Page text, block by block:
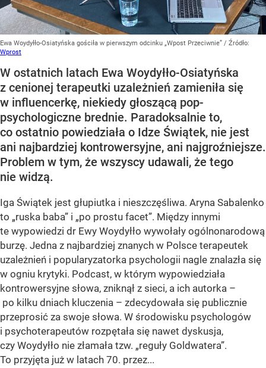
Ewa Woydyłło-Osiatyńska gościła w pierwszym odcinku „Wpost Przeciwnie” / Źródło:
Wprost
W ostatnich latach Ewa Woydyłło-Osiatyńska
z cenionej terapeutki uzależnień zamieniła się
w influencerkę, niekiedy głoszącą pop-
psychologiczne brednie. Paradoksalnie to,
co ostatnio powiedziała o Idze Świątek, nie jest
ani najbardziej kontrowersyjne, ani najgroźniejsze.
Problem w tym, że wszyscy udawali, że tego
nie widzą.
Iga Świątek jest głupiutka i nieszczęśliwa. Aryna Sabalenko
to „ruska baba” i „po prostu facet”. Między innymi
te wypowiedzi dr Ewy Woydyłło wywołały ogólnonarodową
burzę. Jedna z najbardziej znanych w Polsce terapeutek
uzależnień i popularyzatorka psychologii nagle znalazła się
w ogniu krytyki. Podcast, w którym wypowiedziała
kontrowersyjne słowa, zniknął z sieci, a ich autorka –
po kilku dniach kluczenia – zdecydowała się publicznie
przeprosić za swoje słowa. W środowisku psychologów
i psychoterapeutów rozpętała się nawet dyskusja,
czy Woydyłło nie złamała tzw. „reguły Goldwatera”.
To przyjęta już w latach 70. przez...